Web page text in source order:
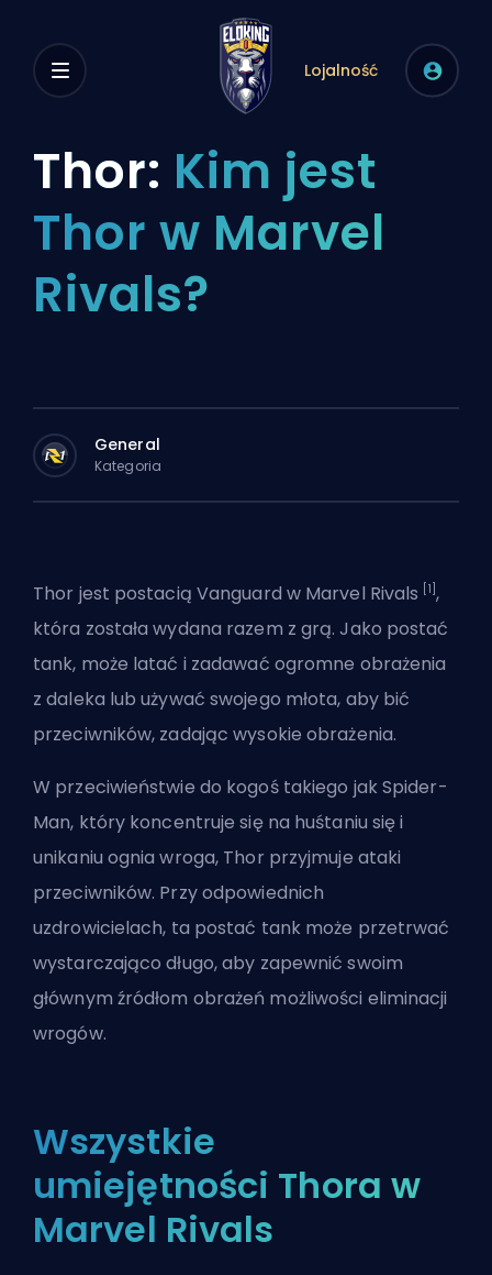
Lojalność
Thor: Kim jest
Thor w Marvel
Rivals?
General
Kategoria
Thor jest postacią Vanguard w Marvel Rivals [1] ,
która została wydana razem z grą. Jako postać
tank, może latać i zadawać ogromne obrażenia
z daleka lub używać swojego młota, aby bić
przeciwników, zadając wysokie obrażenia.
W przeciwieństwie do kogoś takiego jakSpider-
Man, który koncentruje się na huśtaniu się i
unikaniu ognia wroga, Thor przyjmuje ataki
przeciwników. Przy odpowiednich
uzdrowicielach, ta postać tank może przetrwać
wystarczająco długo, aby zapewnić swoim
głównym źródłom obrażeń możliwości eliminacji
wrogów.
Wszystkie
umiejętności Thora w
Marvel Rivals